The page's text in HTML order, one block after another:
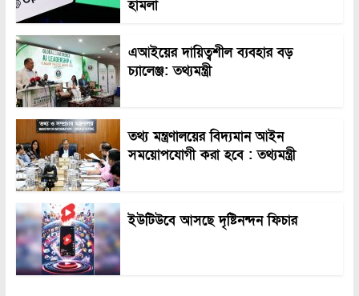
হামলা
এআইয়ের দায়িত্বশীল ব্যবহার বড়
চ্যালেঞ্জ: তথ্যমন্ত্রী
তথ্য মন্ত্রণালয়ের বিদ্যমান আইন
সময়োপযোগী করা হবে : তথ্যমন্ত্রী
ইউটিউবে আসছে দৃষ্টিনন্দন ফিচার